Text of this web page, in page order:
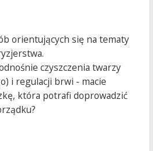
orientujących się na tematy
czyszczenia twarzy
i regulacji brwi - macie
która potrafi doprowadzić